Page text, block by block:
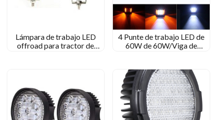
Lámpara de trabajo LED
offroad para tractor de
4 Punte de trabajo LED de
60W de 60W/Viga de